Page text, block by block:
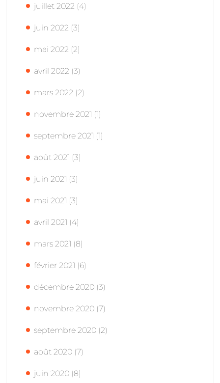
juillet 2022 (4)
juin 2022 (3)
mai 2022 (2)
avril 2022 (3)
mars 2022 (2)
novembre 2021 (1)
septembre 2021 (1)
août 2021 (3)
juin 2021 (3)
mai 2021 (3)
avril 2021 (4)
mars 2021 (8)
février 2021 (6)
décembre 2020 (3)
novembre 2020 (7)
septembre 2020 (2)
août 2020 (7)
juin 2020 (8)